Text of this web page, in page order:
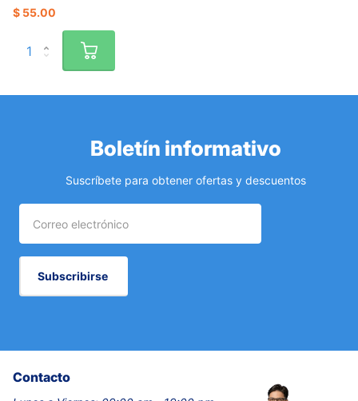
$ 55.00
Boletín informativo
Suscríbete para obtener ofertas y descuentos
Subscribirse
Contacto